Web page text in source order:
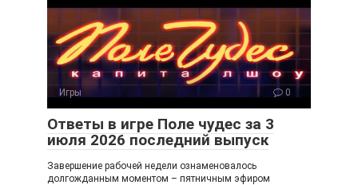
Игры 0
Ответы в игре Поле чудес за 3
июля 2026 последний выпуск
Завершение рабочей недели ознаменовалось
долгожданным моментом – пятничным эфиром